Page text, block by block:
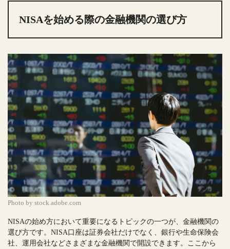
NISAを始める際の金融機関の選び方
Photo by stock.adobe.com
NISAの始め方において重要になるトピックの一つが、金融機関の
選び方です。NISA口座は証券会社だけでなく、銀行や生命保険会
社、運用会社などさまざまな金融機関で開設できます。ここから